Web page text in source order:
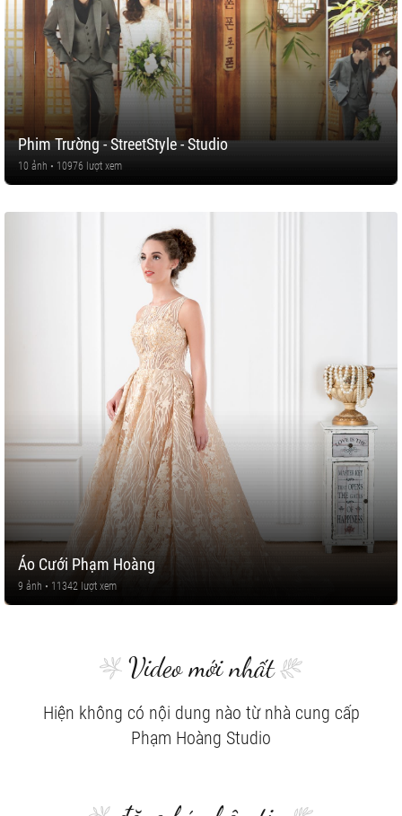
Phim Trường - StreetStyle - Studio
10 ảnh • 10976 lượt xem
Áo Cưới Phạm Hoàng
9 ảnh • 11342 lượt xem
Video mới nhất
Hiện không có nội dung nào từ nhà cung cấp
Phạm Hoàng Studio